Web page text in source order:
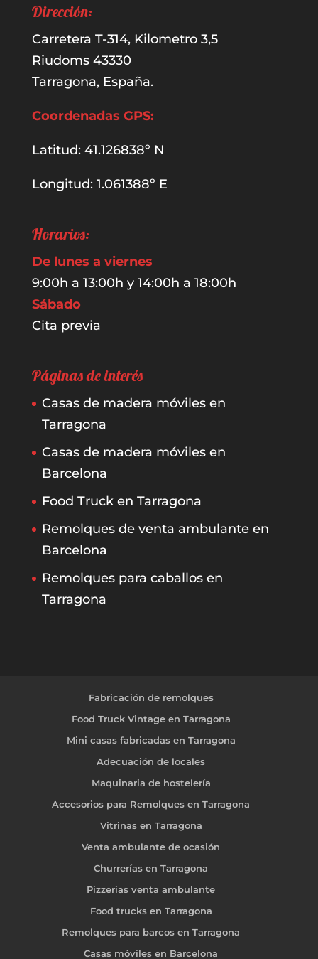
Dirección:
Carretera T-314, Kilometro 3,5
Riudoms 43330
Tarragona, España.
Coordenadas GPS:
Latitud: 41.126838º N
Longitud: 1.061388º E
Horarios:
De lunes a viernes
9:00h a 13:00h y 14:00h a 18:00h
Sábado
Cita previa
Páginas de interés
Casas de madera móviles en
Tarragona
Casas de madera móviles en
Barcelona
Food Truck en Tarragona
Remolques de venta ambulante en
Barcelona
Remolques para caballos en
Tarragona
Fabricación de remolques
Food Truck Vintage en Tarragona
Mini casas fabricadas en Tarragona
Adecuación de locales
Maquinaria de hostelería
Accesorios para Remolques en Tarragona
Vitrinas en Tarragona
Venta ambulante de ocasión
Churrerías en Tarragona
Pizzerias venta ambulante
Food trucks en Tarragona
Remolques para barcos en Tarragona
Casas móviles en Barcelona